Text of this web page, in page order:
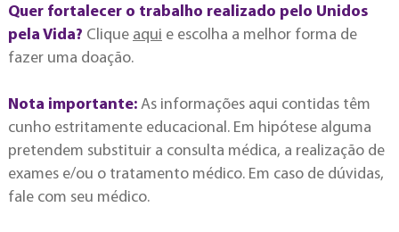
Quer fortalecer o trabalho realizado pelo Unidos
pela Vida? Clique aqui e escolha a melhor forma de
fazer uma doação.
Nota importante:As informações aqui contidas têm
cunho estritamente educacional. Em hipótese alguma
pretendem substituir a consulta médica, a realização de
exames e/ou o tratamento médico. Em caso de dúvidas,
fale com seu médico.